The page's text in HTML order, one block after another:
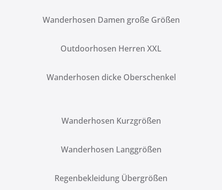
Wanderhosen Damen große Größen
Outdoorhosen Herren XXL
Wanderhosen dicke Oberschenkel
Wanderhosen Kurzgrößen
Wanderhosen Langgrößen
Regenbekleidung Übergrößen